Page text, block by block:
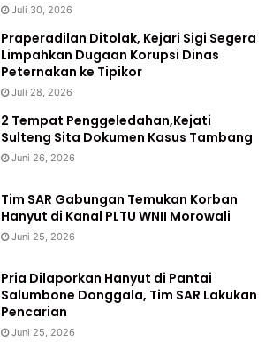
Juli 30, 2026
Praperadilan Ditolak, Kejari Sigi Segera
Limpahkan Dugaan Korupsi Dinas
Peternakan ke Tipikor
Juli 28, 2026
2 Tempat Penggeledahan,Kejati
Sulteng Sita Dokumen Kasus Tambang
Juni 26, 2026
Tim SAR Gabungan Temukan Korban
Hanyut di Kanal PLTU WNII Morowali
Juni 25, 2026
Pria Dilaporkan Hanyut di Pantai
Salumbone Donggala, Tim SAR Lakukan
Pencarian
Juni 25, 2026